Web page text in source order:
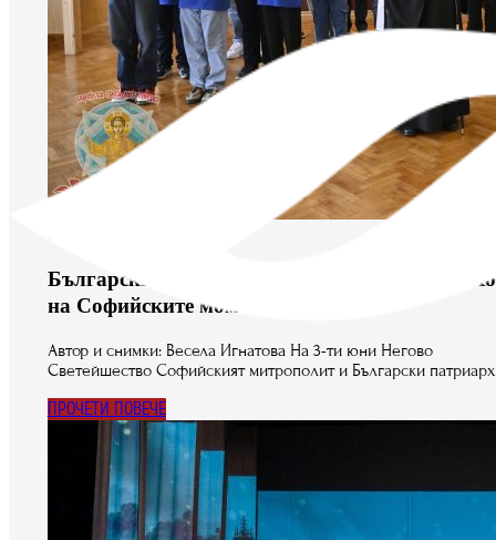
юни 12, 2026
Българският патриарх Даниил се срещна с
на Софийските момчета
Автор и снимки: Весела Игнатова На 3-ти юни Негово
Светейшество Софийският митрополит и Български
ПРОЧЕТИ ПОВЕЧЕ